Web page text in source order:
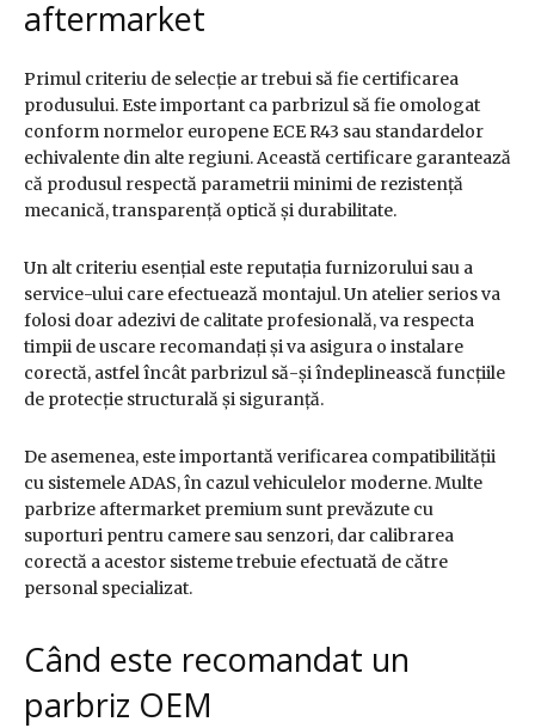
aftermarket
Primul criteriu de selecție ar trebui să fie certificarea
produsului. Este important ca parbrizul să fie omologat
conform normelor europene ECE R43 sau standardelor
echivalente din alte regiuni. Această certificare garantează
că produsul respectă parametrii minimi de rezistență
mecanică, transparență optică și durabilitate.
Un alt criteriu esențial este reputația furnizorului sau a
service-ului care efectuează montajul. Un atelier serios va
folosi doar adezivi de calitate profesională, va respecta
timpii de uscare recomandați și va asigura o instalare
corectă, astfel încât parbrizul să-și îndeplinească funcțiile
de protecție structurală și siguranță.
De asemenea, este importantă verificarea compatibilității
cu sistemele ADAS, în cazul vehiculelor moderne. Multe
parbrize aftermarket premium sunt prevăzute cu
suporturi pentru camere sau senzori, dar calibrarea
corectă a acestor sisteme trebuie efectuată de către
personal specializat.
Când este recomandat un
parbriz OEM